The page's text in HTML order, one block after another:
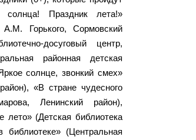
Праздник лета!»
А.М. Горького, Сормовский
досуговый центр,
районная детская
солнце, звонкий смех»
«В стране чудесного
Ленинский район),
лето» (Детская библиотека
(Центральная